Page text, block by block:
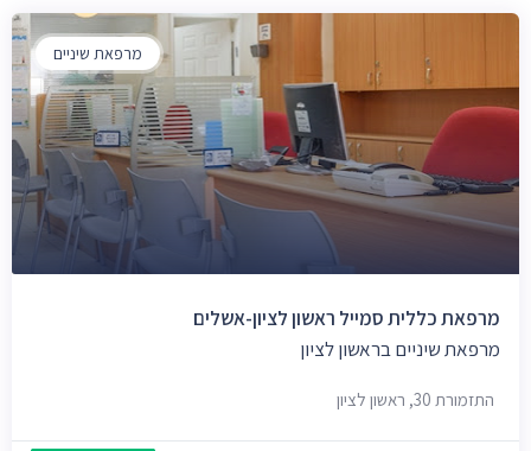
מרפאת שיניים
מרפאת כללית סמייל ראשון לציון-אשלים
מרפאת שיניים בראשון לציון
התזמורת 30, ראשון לציון